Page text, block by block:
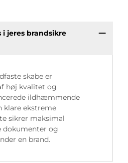
jeres brandsikre
skabe er
høj kvalitet og
ildhæmmende
klare ekstreme
sikrer maksimal
dokumenter og
en brand.